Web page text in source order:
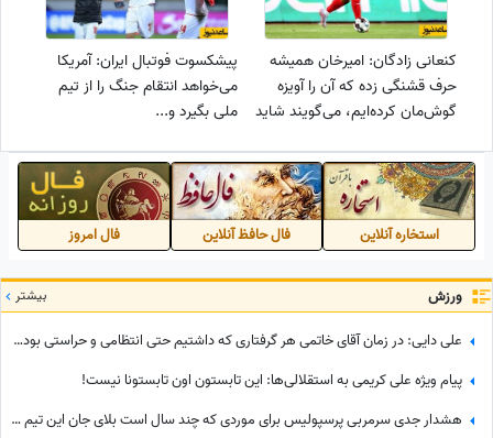
کنعانی زادگان: امیرخان همیشه
حرف قشنگی زده که آن را آویزه
گوش‌مان کرده‌ایم، می‌گویند شاید
دنیا هستیم و...
پیشکسوت فوتبال ایران: آمریکا
می‌خواهد انتقام جنگ را از تیم
ملی بگیرد و...
استخاره آنلاین فال حافظ آنلاین فال امروز
ورزش بیشتر
علی دایی: در زمان آقای خاتمی هر گرفتاری‌ که داشتیم حتی انتظامی و حراستی بود، ایشان به راحتی حل می‌کردند درباره پاداش هم به تمام قولشان عمل کردند و...
پیام ویژه علی کریمی به استقلالی‌ها: این تابستون اون تابستونا نیست!
هشدار جدی سرمربی پرسپولیس برای موردی که چند سال است بلای جان این تیم شده: بفهمم برخورد جدی می‌کنم